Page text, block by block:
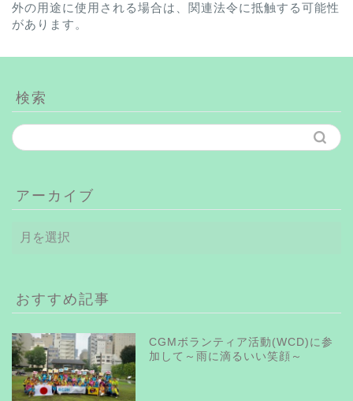
外の用途に使用される場合は、関連法令に抵触する可能性
があります。
検索
アーカイブ
ー
ブ
おすすめ記事
CGMボランティア活動(WCD)に参
加して～雨に滴るいい笑顔～